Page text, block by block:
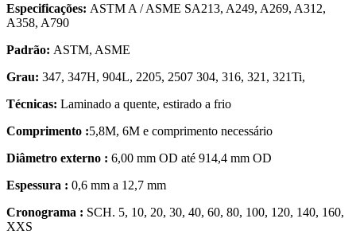
Especificações: ASTM A / ASME SA213, A249, A269, A312,
A358, A790
Padrão: ASTM, ASME
Grau: 347, 347H, 904L, 2205, 2507 304, 316, 321, 321Ti,
Técnicas: Laminado a quente, estirado a frio
Comprimento :5,8M, 6M e comprimento necessário
Diâmetro externo : 6,00 mm OD até 914,4 mm OD
Espessura : 0,6 mm a 12,7 mm
Cronograma : SCH. 5, 10, 20, 30, 40, 60, 80, 100, 120, 140, 160,
XXS